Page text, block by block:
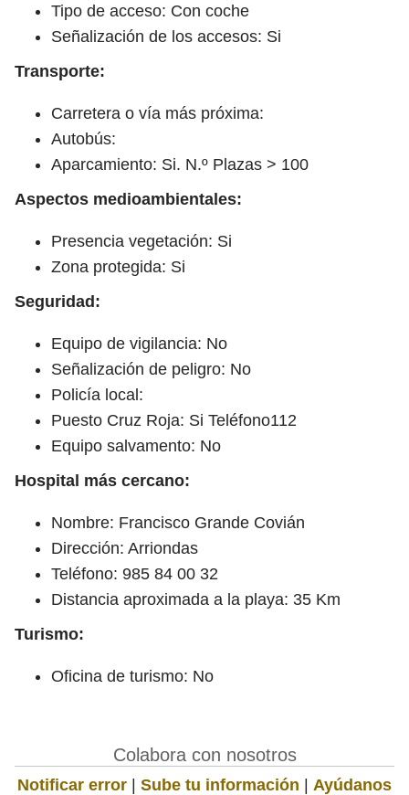
Tipo de acceso: Con coche
Señalización de los accesos: Si
Transporte:
Carretera o vía más próxima:
Autobús:
Aparcamiento: Si. N.º Plazas > 100
Aspectos medioambientales:
Presencia vegetación: Si
Zona protegida: Si
Seguridad:
Equipo de vigilancia: No
Señalización de peligro: No
Policía local:
Puesto Cruz Roja: Si Teléfono112
Equipo salvamento: No
Hospital más cercano:
Nombre: Francisco Grande Covián
Dirección: Arriondas
Teléfono: 985 84 00 32
Distancia aproximada a la playa: 35 Km
Turismo:
Oficina de turismo: No
Colabora con nosotros
Notificar error | Sube tu información | Ayúdanos